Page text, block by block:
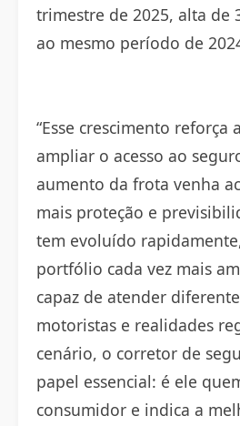
trimestre de 2025, alta de
ao mesmo período de
“Esse crescimento reforça
ampliar o acesso ao
aumento da frota venha
mais proteção e
tem evoluído
portfólio cada vez mais
capaz de atender
motoristas e realidades
cenário, o corretor de
papel essencial: é ele
consumidor e indica a